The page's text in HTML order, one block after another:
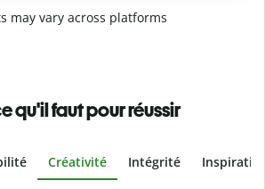
may vary across platforms
qu'il faut pour réussir
Créativité Intégrité